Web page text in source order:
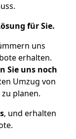
für Sie.
uns
erhalten.
Sie uns noch
Umzug von
planen.
, und erhalten